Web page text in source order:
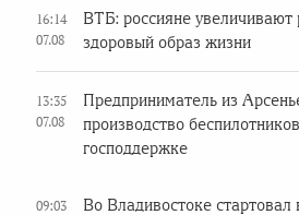
16:14
07.08
ВТБ: россияне увеличивают
здоровый образ жизни
13:35
07.08
Предприниматель из
производство
господдержке
09:03
Во Владивостоке